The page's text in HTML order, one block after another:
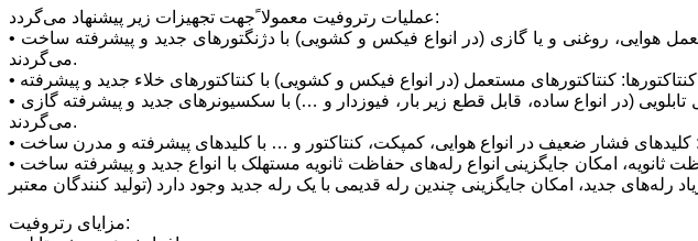
عملیات رتروفیت معمولا ًجهت تجهیزات زیر پیشنهاد می‌گردد:
• دژنگتورها: دژنگتورهای مستعمل هوایی، روغنی و یا گازی (در انواع فیکس و کشویی) با دژنگتورهای جدید و پیشرفته ساخت ABB در انواع VD4 (با تکنولوژی خلاء) و یا HD4 (با تکنولوژی گاز SF6) جایگزین
می‌گردند.
• سکسیونرها: انواع سکسیونرهای مستعمل تابلویی (در انواع ساده، قابل قطع زیر بار، فیوزدار و …) با سکسیونرهای جدید و پیشرفته گازی SFG یا GSec و یا سکسیونرهای جدید تیغه ای ساخت Ivep جایگزین
می‌گردند.
• رله‌های حفاظتی: علاوه بر امکان جایگزینی سیستم‌های حفاظت اولیه با رله‌های پیشرفته حفاظت ثانویه، امکان جایگزینی انواع رله‌های حفاظت ثانویه مستهلک با انواع جدید و پیشرفته ساخت ABB (و یا سایر
مزایای رتروفیت: